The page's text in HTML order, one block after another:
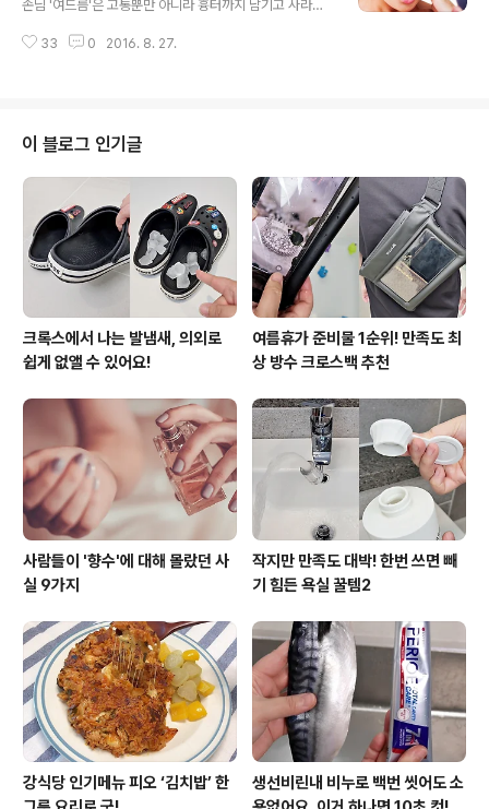
법을 소개합니다. 백옥처럼 뽀얗고 탱탱한 피부를 만들고
손님 '여드름'은 고통뿐만 아니라 흉터까지 남기고 사라져
기기도 하는 이것을 건드릴 때는 각별한 주의가 필요하답
에 소개된 재료로 꾸준히 흉터를 관리해보세요. 1. 달걀 흰
자달걀 흰자에 들어있는 단백질과 아미노산은 모공을 조여
주는데 큰 효과가 있다.먼저 계란 3개를 깨뜨려 흰자만 모
은 후 하얀색 거품이 나올때까지 저어준다.손가락이나 면
봉을 사용해 거품을 여드름 주위에 묻혀 주고 건조시킨 후
따뜻한 물로 씻어주면 끝이다..
33 0 2016. 8. 27.
이 블로그 인기글
크록스에서 나는 발냄새, 의외로
쉽게 없앨 수 있어요!
여름휴가 준비물 1순위! 만족도 최
상 방수 크로스백 추천
사람들이 '향수'에 대해 몰랐던 사
실 9가지
작지만 만족도 대박! 한번 쓰면 빼
기 힘든 욕실 꿀템2
강식당 인기메뉴 피오 ‘김치밥’ 한
생선비린내 비누로 백번 씻어도 소